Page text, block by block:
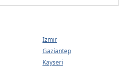
Izmir
Gaziantep
Kayseri